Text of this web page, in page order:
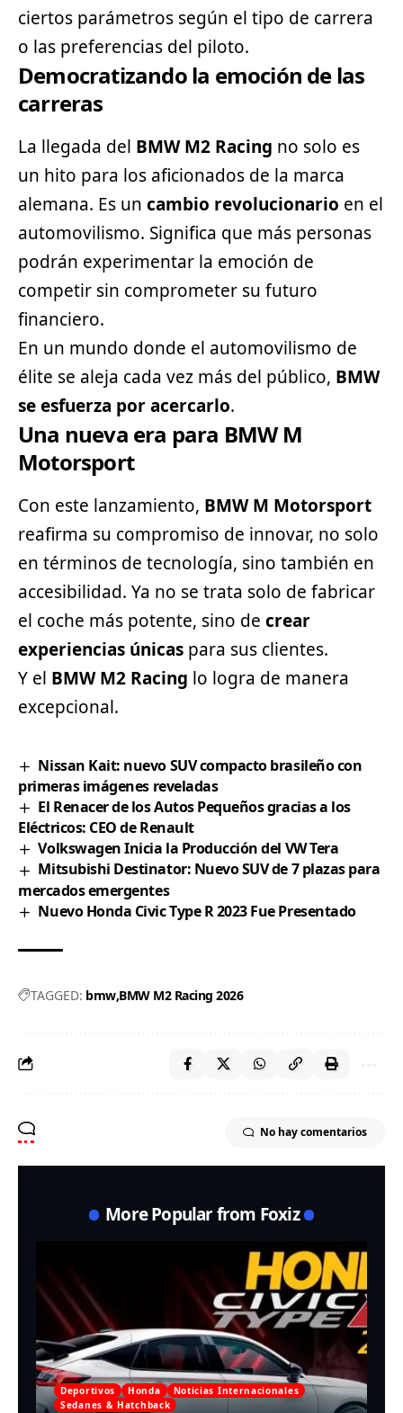
ciertos parámetros según el tipo de carrera
o las preferencias del piloto.
Democratizando la emoción de las
carreras
La llegada del BMW M2 Racing no solo es
un hito para los aficionados de la marca
alemana. Es un cambio revolucionario en el
automovilismo. Significa que más personas
podrán experimentar la emoción de
competir sin comprometer su futuro
financiero.
En un mundo donde el automovilismo de
élite se aleja cada vez más del público, BMW
se esfuerza por acercarlo.
Una nueva era para BMW M
Motorsport
Con este lanzamiento, BMW M Motorsport
reafirma su compromiso de innovar, no solo
en términos de tecnología, sino también en
accesibilidad. Ya no se trata solo de fabricar
el coche más potente, sino de crear
experiencias únicas para sus clientes.
Y el BMW M2 Racing lo logra de manera
excepcional.
Nissan Kait: nuevo SUV compacto brasileño con
primeras imágenes reveladas
El Renacer de los Autos Pequeños gracias a los
Eléctricos: CEO de Renault
Volkswagen Inicia la Producción del VW Tera
Mitsubishi Destinator: Nuevo SUV de 7 plazas para
mercados emergentes
Nuevo Honda Civic Type R 2023 Fue Presentado
TAGGED: bmw BMW M2 Racing 2026
No hay comentarios
More Popular from Foxiz
Deportivos Honda
Noticias Internacionales
Sedanes & Hatchback